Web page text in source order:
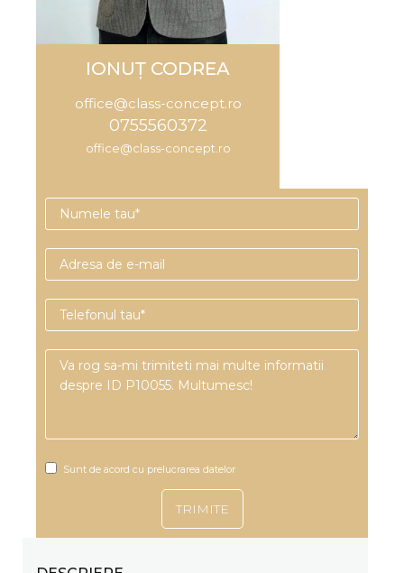
IONUȚ CODREA
office@class-concept.ro
0755560372
office@class-concept.ro
Sunt de acord cu prelucrarea datelor